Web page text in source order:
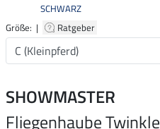
SCHWARZ
Größe: |
Ratgeber
SHOWMASTER
Fliegenhaube Twinkle